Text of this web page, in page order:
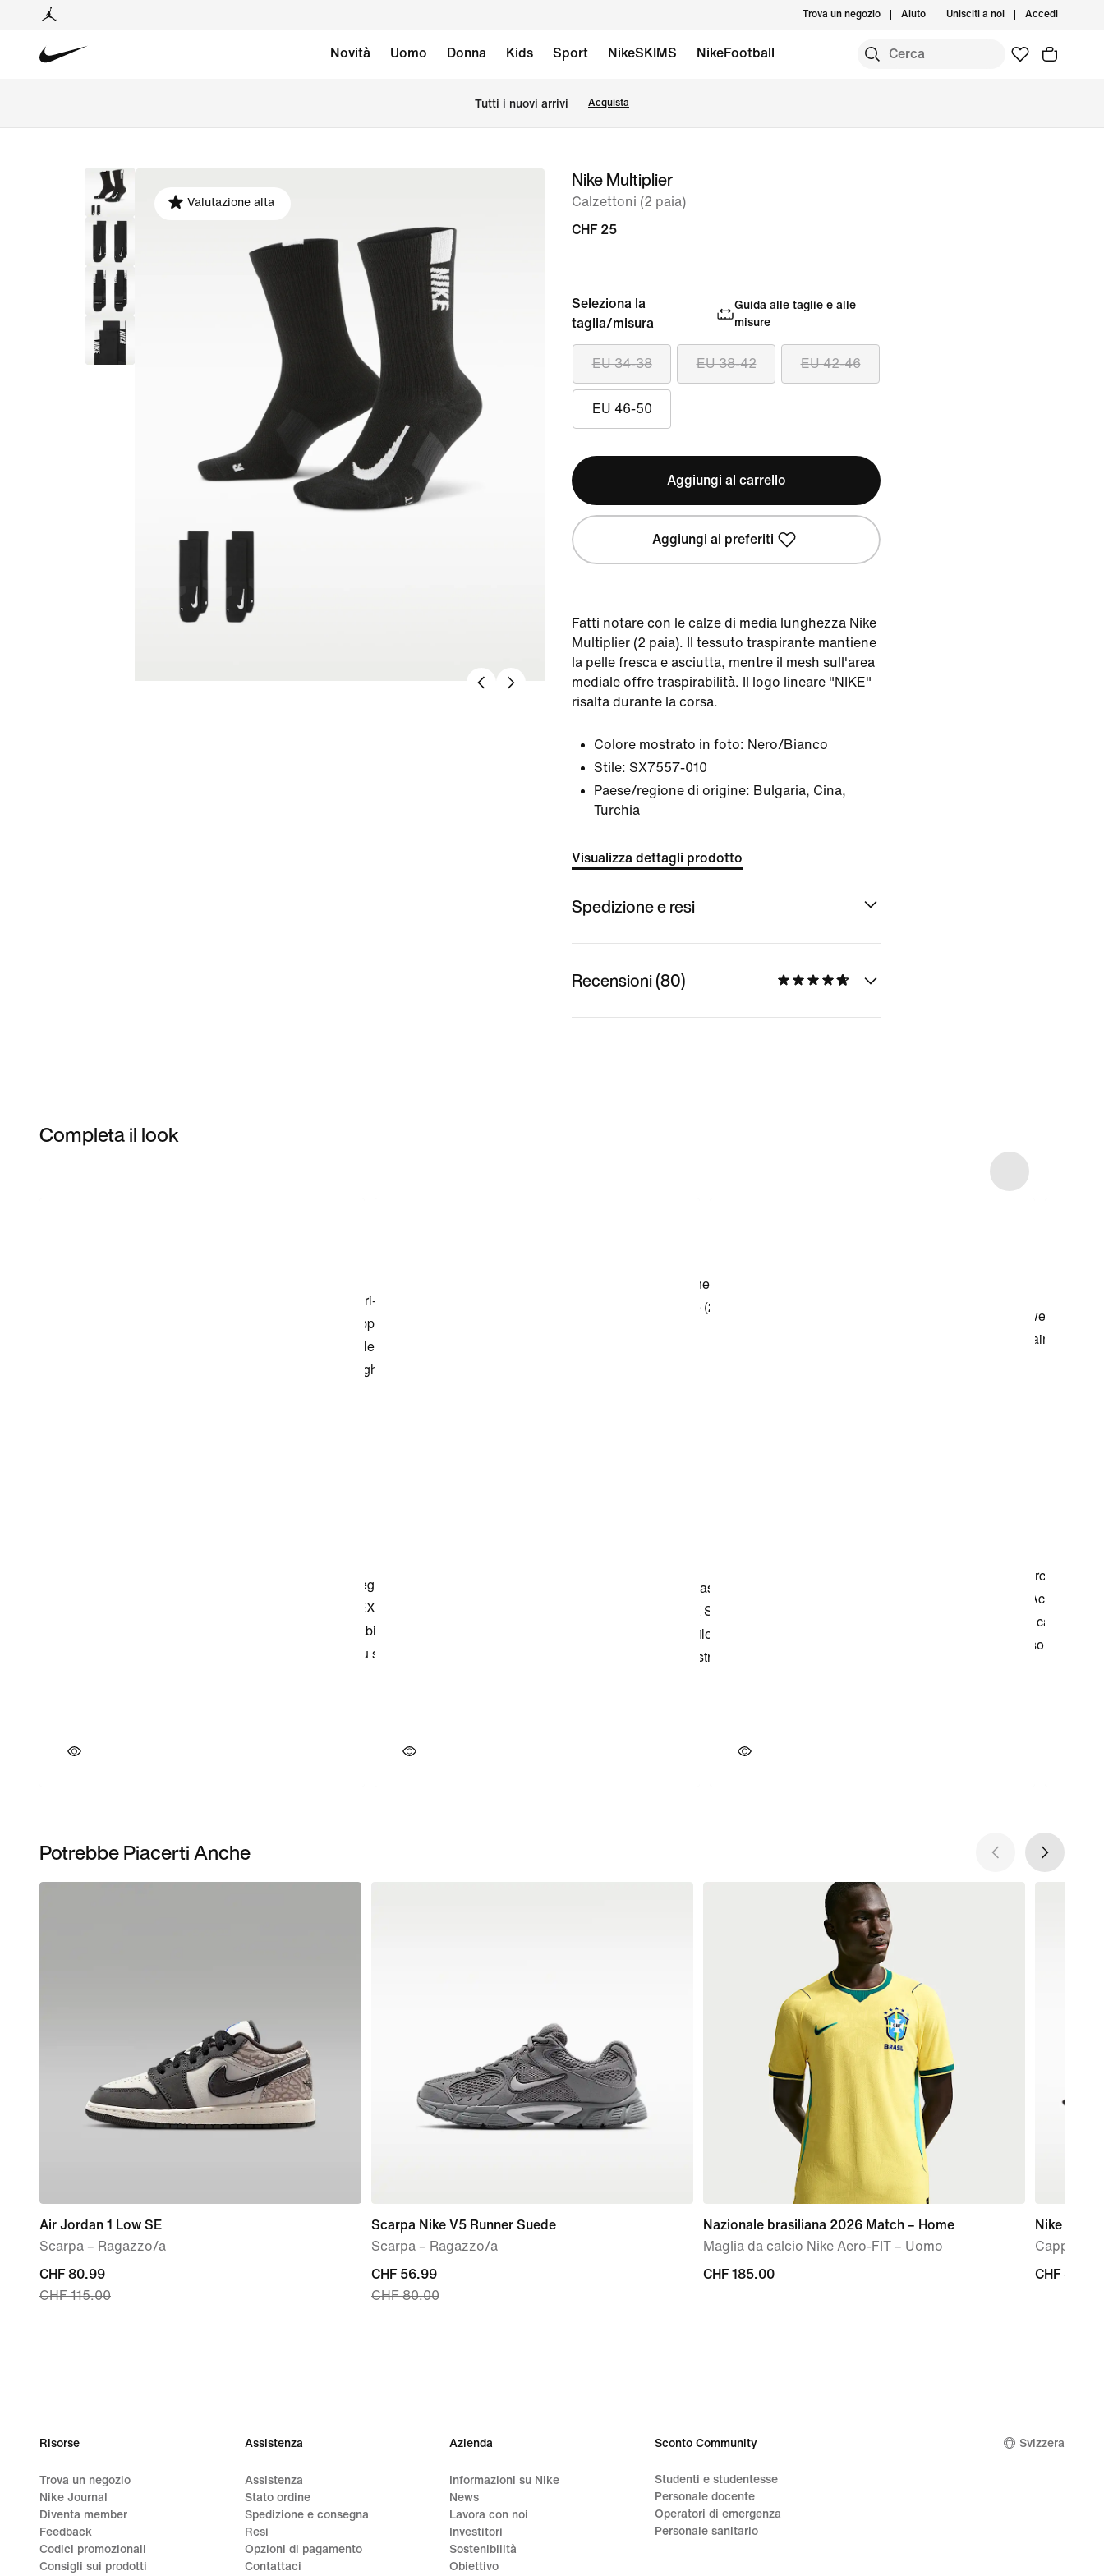
Trova un negozio Aiuto Unisciti a noi Accedi
Novità Uomo Donna Kids Sport NikeSKIMS NikeFootball
Tutti i nuovi arrivi Acquista
immagine
Valutazione alta
Nike Multiplier
Calzettoni (2 paia)
CHF 25
Seleziona la
taglia/misura
Guida alle taglie e alle
misure
EU 34-38 EU 38-42 EU 42-46
EU 46-50
Aggiungi al carrello
Aggiungi ai preferiti
Fatti notare con le calze di media lunghezza Nike
Multiplier (2 paia). Il tessuto traspirante mantiene
la pelle fresca e asciutta, mentre il mesh sull'area
mediale offre traspirabilità. Il logo lineare "NIKE"
risalta durante la corsa.
Colore mostrato in foto: Nero/Bianco
Stile: SX7557-010
Paese/regione di origine: Bulgaria, Cina,
Turchia
Visualizza dettagli prodotto
Spedizione e resi
Recensioni (80)
Completa il look
Potrebbe Piacerti Anche
Air Jordan 1 Low SE
Scarpa – Ragazzo/a
current
price
price
CHF 80.99
CHF 115.00
Scarpa Nike V5 Runner Suede
Scarpa – Ragazzo/a
current
price
price
CHF 56.99
CHF 80.00
Nazionale brasiliana 2026 Match – Home
Maglia da calcio Nike Aero-FIT – Uomo
CHF
CHF 185.00
Nike Dri-
Cappello
CHF
CHF 37.00
Risorse
Trova un negozio
Nike Journal
Diventa member
Feedback
Codici promozionali
Consigli sui prodotti
Assistenza
Assistenza
Stato ordine
Spedizione e consegna
Resi
Opzioni di pagamento
Contattaci
Azienda
Informazioni su Nike
News
Lavora con noi
Investitori
Sostenibilità
Obiettivo
Sconto Community
Studenti e studentesse
Personale docente
Operatori di emergenza
Personale sanitario
Svizzera